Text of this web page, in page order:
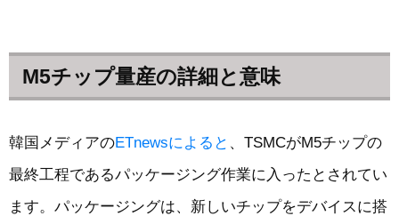
M5チップ量産の詳細と意味
韓国メディアのETnewsによると 、TSMCがM5チップの
最終工程であるパッケージング作業に入ったとされてい
ます。パッケージングは、新しいチップをデバイスに搭